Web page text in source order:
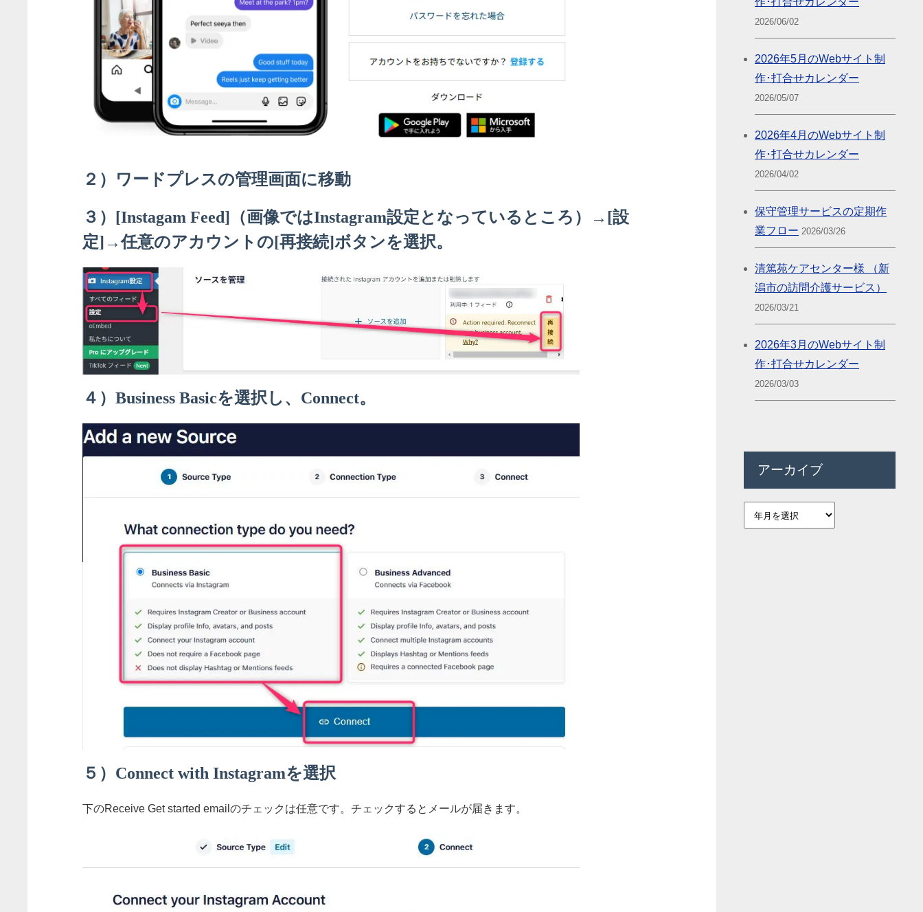
２）ワードプレスの管理画面に移動
３）[Instagam Feed]（画像ではInstagram設定となっているところ）→[設
定]→任意のアカウントの[再接続]ボタンを選択。
４）Business Basicを選択し、Connect。
５）Connect with Instagramを選択
下のReceive Get started emailのチェックは任意です。チェックするとメールが届きます。
2026/06/02
2026年5月のWebサイト制
作･打合せカレンダー
2026/05/07
2026年4月のWebサイト制
作･打合せカレンダー
2026/04/02
保守管理サービスの定期作
業フロー 2026/03/26
清篤苑ケアセンター様 （新
潟市の訪問介護サービス）
2026/03/21
2026年3月のWebサイト制
作･打合せカレンダー
2026/03/03
アーカイブ